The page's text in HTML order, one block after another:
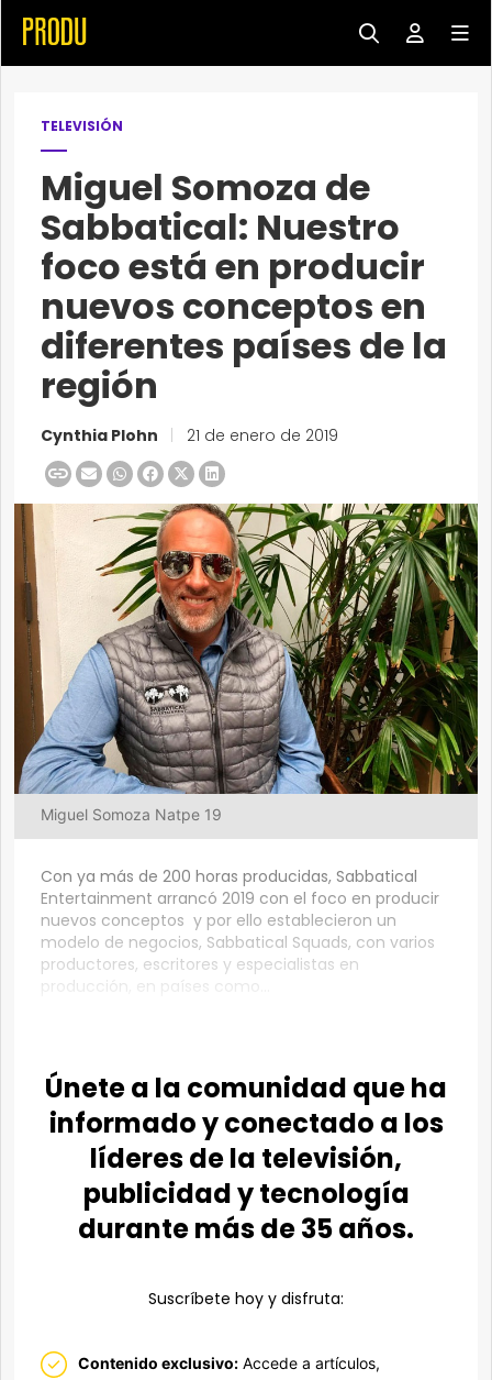
TELEVISIÓN
Miguel Somoza de
Sabbatical: Nuestro
foco está en producir
nuevos conceptos en
diferentes países de la
región
Cynthia Plohn 21 de enero de 2019
Miguel Somoza Natpe 19
Con ya más de 200 horas producidas, Sabbatical
Entertainment arrancó 2019 con el foco en producir
nuevos conceptos y por ello establecieron un
modelo de negocios, Sabbatical Squads, con varios
productores, escritores y especialistas en
producción, en países como...
Únete a la comunidad que ha
informado y conectado a los
líderes de la televisión,
publicidad y tecnología
durante más de 35 años.
Suscríbete hoy y disfruta:
Contenido exclusivo: Accede a artículos,